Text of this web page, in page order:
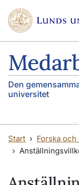
Hoppa till
Hoppa till
Den
universitet
Start Forska